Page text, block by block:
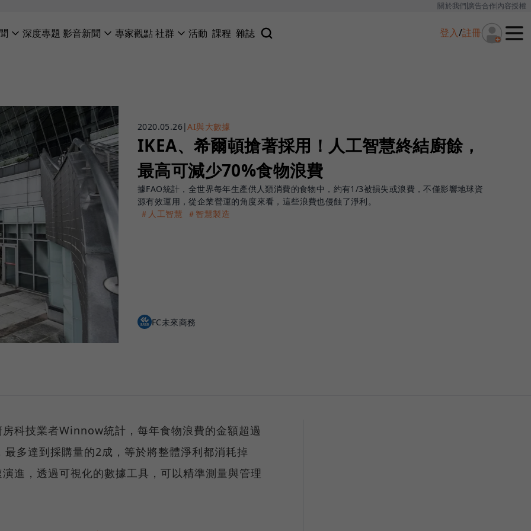
關於我們廣告合作內容授權
深度專題 影音新聞 專家觀點社群 活動 課程 雜誌 登入/註冊
2020.05.26|AI與大數據
IKEA、希爾頓搶著採用！人工智慧終結廚餘，
最高可減少70%食物浪費
據FAO統計，全世界每年生產供人類消費的食物中，約有1/3被損失或浪費，不僅影響地球資
源有效運用，從企業營運的角度來看，這些浪費也侵蝕了淨利。
＃人工智慧
＃智慧製造
FC未來商務
科技業者Winnow統計，每年食物浪費的金額超過
多達到採購量的2成，等於將整體淨利都消耗掉
進，透過可視化的數據工具，可以精準測量與管理